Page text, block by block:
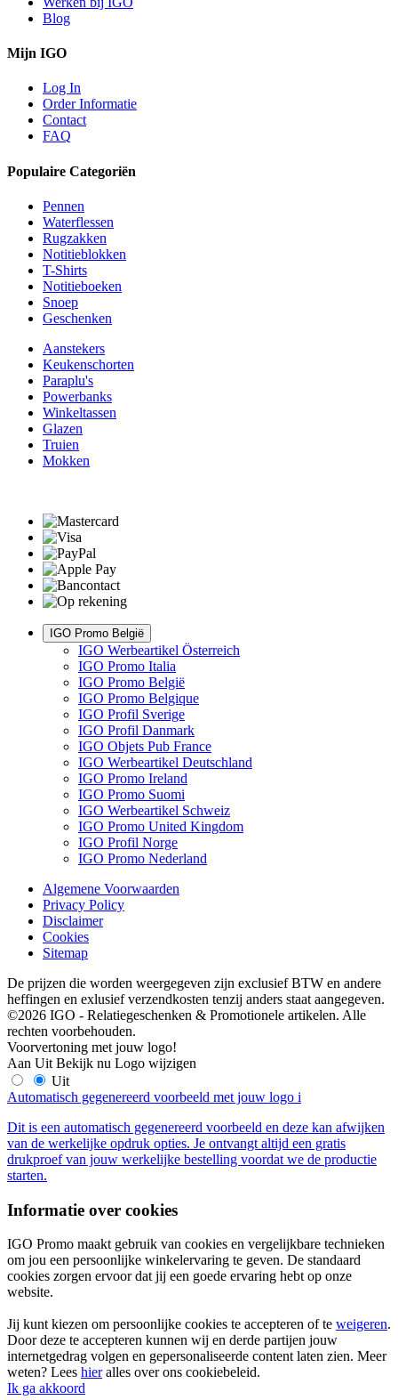
Blog
Mijn IGO
Log In
Order Informatie
Contact
FAQ
Populaire Categoriën
Pennen
Waterflessen
Rugzakken
Notitieblokken
T-Shirts
Notitieboeken
Snoep
Geschenken
Aanstekers
Keukenschorten
Paraplu's
Powerbanks
Winkeltassen
Glazen
Truien
Mokken
IGO Promo België
IGO Werbeartikel Österreich
IGO Promo Italia
IGO Promo België
IGO Promo Belgique
IGO Profil Sverige
IGO Profil Danmark
IGO Objets Pub France
IGO Werbeartikel Deutschland
IGO Promo Ireland
IGO Promo Suomi
IGO Werbeartikel Schweiz
IGO Promo United Kingdom
IGO Profil Norge
IGO Promo Nederland
Algemene Voorwaarden
Privacy Policy
Disclaimer
Cookies
Sitemap
De prijzen die worden weergegeven zijn exclusief BTW en andere
heffingen en exlusief verzendkosten tenzij anders staat aangegeven.
©2026 IGO - Relatiegeschenken & Promotionele artikelen. Alle
rechten voorbehouden.
Voorvertoning met jouw logo!
Aan Uit Bekijk nu Logo wijzigen
Uit
Automatisch gegenereerd voorbeeld met jouw logo i
Dit is een automatisch gegenereerd voorbeeld en deze kan afwijken
van de werkelijke opdruk opties. Je ontvangt altijd een gratis
drukproef van jouw werkelijke bestelling voordat we de productie
starten.
Informatie over cookies
IGO Promo maakt gebruik van cookies en vergelijkbare technieken
om jou een persoonlijke winkelervaring te geven. De standaard
cookies zorgen ervoor dat jij een goede ervaring hebt op onze
website.
Jij kunt kiezen om persoonlijke cookies te accepteren of te weigeren.
Door deze te accepteren kunnen wij en derde partijen jouw
internetgedrag volgen en gepersonaliseerde content laten zien. Meer
weten? Lees hieralles over ons cookiebeleid.
Ik ga akkoord